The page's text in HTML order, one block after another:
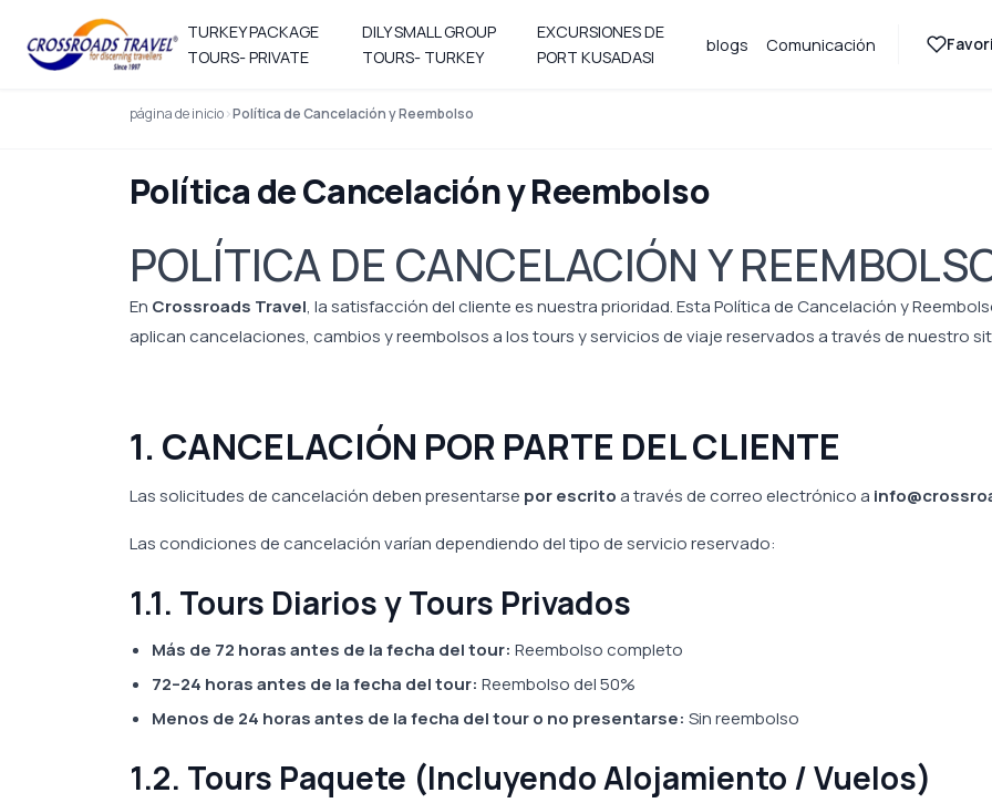
TURKEY PACKAGE
TOURS- PRIVATE
DILY SMALL GROUP
TOURS- TURKEY
EXCURSIONES DE
PORT KUSADASI
blogs Comunicación
página de inicio Política de Cancelación y Reembolso
Política de Cancelación y Reembolso
POLÍTICA DE CANCELACIÓN Y
En Crossroads Travel, la satisfacción del cliente es nuestra prioridad. Esta Política de Cancelación y
aplican cancelaciones, cambios y reembolsos a los tours y servicios de viaje reservados a través de nuestro
1. CANCELACIÓN POR PARTE DEL CLIENTE
Las solicitudes de cancelación deben presentarse por escritoa través de correo electrónico a
Las condiciones de cancelación varían dependiendo del tipo de servicio reservado:
1.1. Tours Diarios y Tours Privados
Más de 72 horas antes de la fecha del tour: Reembolso completo
72–24 horas antes de la fecha del tour: Reembolso del 50%
Menos de 24 horas antes de la fecha del tour o no presentarse: Sin reembolso
1.2. Tours Paquete (Incluyendo Alojamiento / Vuelos)